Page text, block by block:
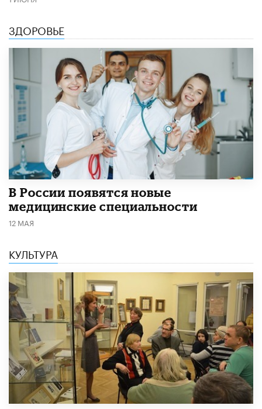
ЗДОРОВЬЕ
В России появятся новые
медицинские специальности
12 МАЯ
КУЛЬТУРА